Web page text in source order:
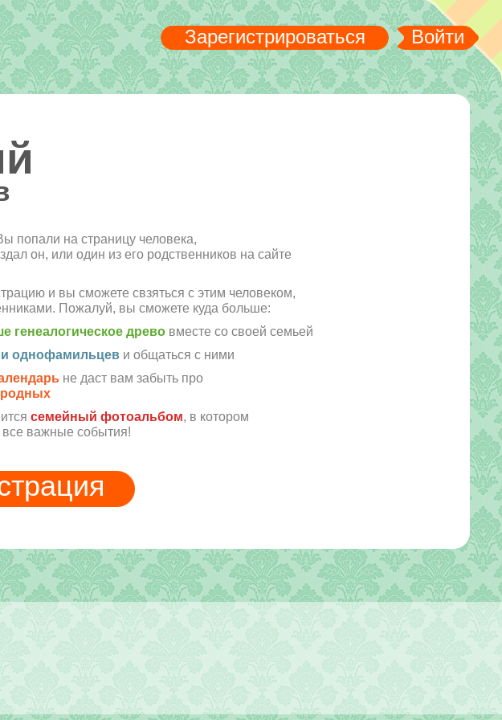
Зарегистрироваться Войти
попали на страницу человека,
он, или один из его родственников на сайте
и вы сможете свзяться с этим человеком,
Пожалуй, вы сможете куда больше:
генеалогическое древо вместе со своей семьей
однофамильцев и общаться с ними
не даст вам забыть про
семейный фотоальбом, в котором
все важные события!